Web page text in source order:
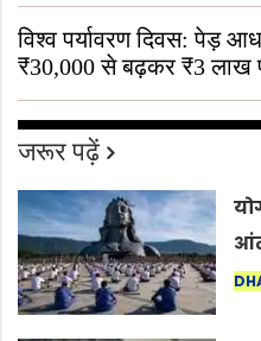
विश्व पर्यावरण दिवस: पेड़
₹30,000 से बढ़कर ₹3 लाख
जरूर पढ़ें